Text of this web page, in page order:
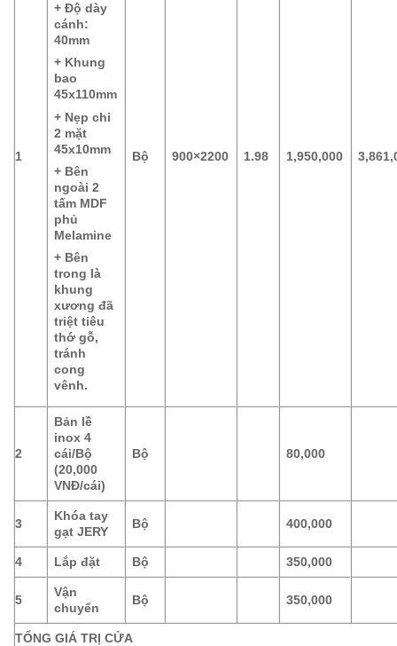
1
+ Độ dày
cánh:
40mm
+ Khung
bao
45x110mm
+ Nẹp chỉ
2 mặt
45x10mm
+ Bên
ngoài 2
tấm MDF
phủ
Melamine
+ Bên
trong là
khung
xương đã
triệt tiêu
thớ gỗ,
tránh
cong
vênh.
Bộ 900×2200 1.98 1,950,000
2
Bản lề
inox 4
cái/Bộ
(20,000
VNĐ/cái)
Bộ 80,000
3
Khóa tay
gạt JERY
Bộ 400,000
4 Lắp đặt Bộ 350,000
5
Vận
chuyển
Bộ 350,000
TỔNG GIÁ TRỊ CỬA